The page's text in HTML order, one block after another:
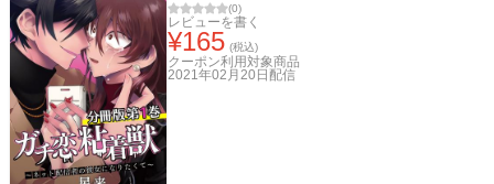
(0)
レビューを書く
¥165 (税込)
クーポン利用対象商品
2021年02月20日 配信